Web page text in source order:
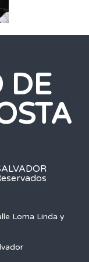
DE
Loma Linda y